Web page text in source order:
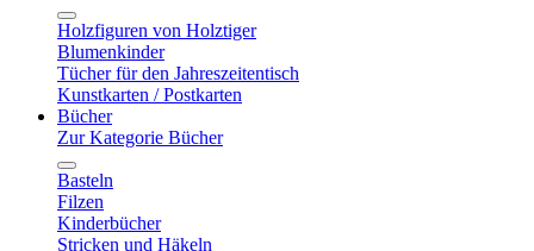
Holzfiguren von Holztiger
Blumenkinder
Tücher für den Jahreszeitentisch
Kunstkarten / Postkarten
Bücher
Zur Kategorie Bücher
Basteln
Filzen
Kinderbücher
Stricken und Häkeln